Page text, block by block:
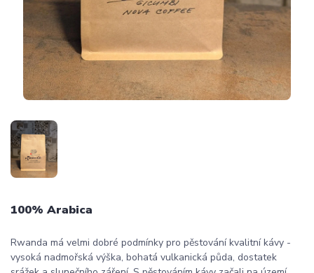
100% Arabica
Rwanda má velmi dobré podmínky pro pěstování kvalitní kávy -
vysoká nadmořská výška, bohatá vulkanická půda, dostatek